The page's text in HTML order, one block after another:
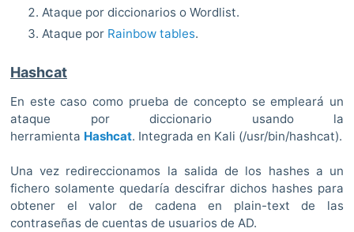
Ataque por diccionarios o Wordlist.
Ataque por Rainbow tables.
Hashcat
En este caso como prueba de concepto se empleará un
ataque por diccionario usando la
herramienta Hashcat. Integrada en Kali (/usr/bin/hashcat).
Una vez redireccionamos la salida de los hashes a un
fichero solamente quedaría descifrar dichos hashes para
obtener el valor de cadena en plain-text de las
contraseñas de cuentas de usuarios de AD.